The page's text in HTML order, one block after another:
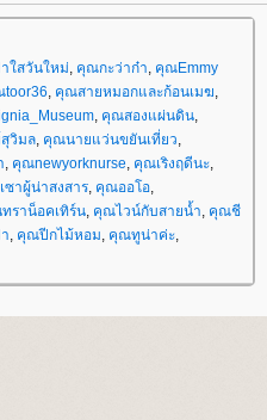
ใสวันใหม่, คุณกะว่าก๋า, คุณEmmy
, คุณสายหมอกและก้อนเมฆ,
, คุณสองแผ่นดิน,
วิมล, คุณนายแว่นขยันเที่ยว,
, คุณnewyorknurse, คุณเริงฤดีนะ,
าผู้น่าสงสาร, คุณออโอ,
ราน็อคเทิร์น, คุณไวน์กับสายน้ำ, คุณชี
, คุณปีกไม้หอม, คุณทูน่าค่ะ,